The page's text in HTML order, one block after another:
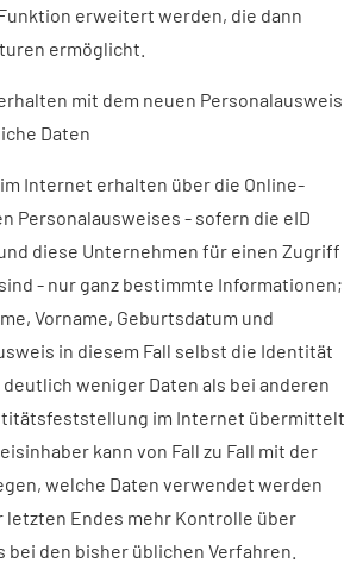
erweitert werden, die dann
ermöglicht.
mit dem neuen Personalausweis
Daten
Internet erhalten über die Online-
Personalausweises - sofern die eID
diese Unternehmen für einen Zugriff
- nur ganz bestimmte Informationen;
Vorname, Geburtsdatum und
in diesem Fall selbst die Identität
weniger Daten als bei anderen
im Internet übermittelt
kann von Fall zu Fall mit der
welche Daten verwendet werden
letzten Endes mehr Kontrolle über
bei den bisher üblichen Verfahren.